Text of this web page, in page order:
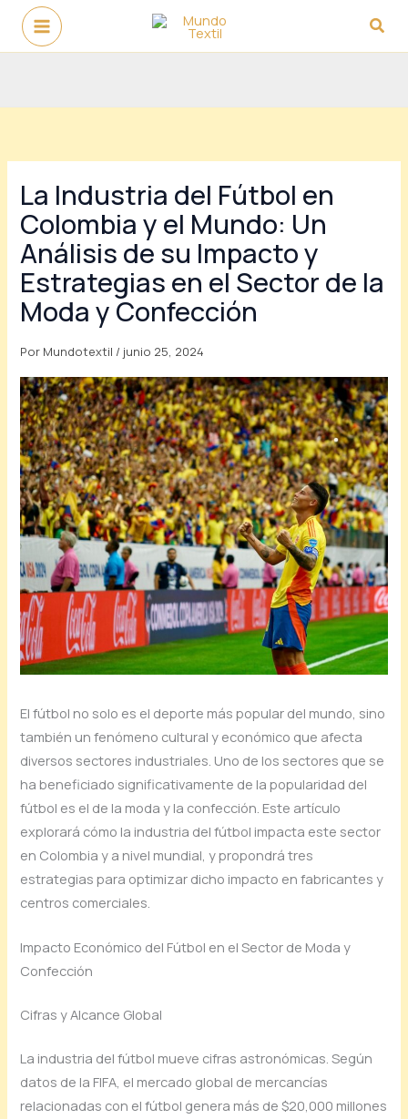
contenido
La Industria del Fútbol en
Colombia y el Mundo: Un
Análisis de su Impacto y
Estrategias en el Sector de la
Moda y Confección
Por Mundotextil / junio 25, 2024
El fútbol no solo es el deporte más popular del mundo, sino
también un fenómeno cultural y económico que afecta
diversos sectores industriales. Uno de los sectores que se
ha beneficiado significativamente de la popularidad del
fútbol es el de la moda y la confección. Este artículo
explorará cómo la industria del fútbol impacta este sector
en Colombia y a nivel mundial, y propondrá tres
estrategias para optimizar dicho impacto en fabricantes y
centros comerciales.
Impacto Económico del Fútbol en el Sector de Moda y
Confección
Cifras y Alcance Global
La industria del fútbol mueve cifras astronómicas. Según
datos de la FIFA, el mercado global de mercancías
relacionadas con el fútbol genera más de $20,000 millones